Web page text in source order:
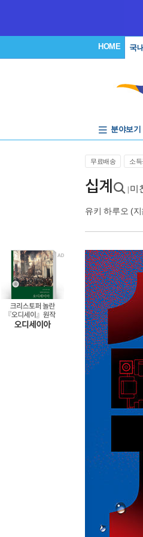
HOME 국
분야보기
무료배송 소
십계 미
유키 하루오 (지